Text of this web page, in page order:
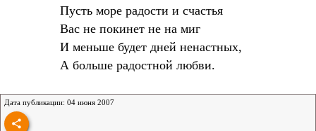
Пусть море радости и счастья
Вас не покинет не на миг
И меньше будет дней ненастных,
А больше радостной любви.
Дата публикации: 04 июня 2007